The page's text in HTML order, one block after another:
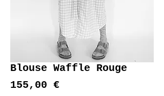
Blouse Waffle Rouge
155,00 €Prix